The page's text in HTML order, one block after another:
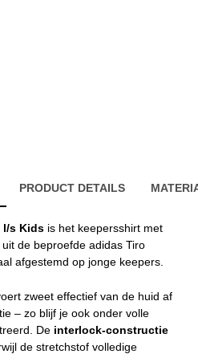
PRODUCT DETAILS
l/s Kids is het keepersshirt met
de beproefde adidas Tiro
afgestemd op jonge keepers.
zweet effectief van de huid af
– zo blijf je ook onder volle
De interlock-constructie
de stretchstof volledige